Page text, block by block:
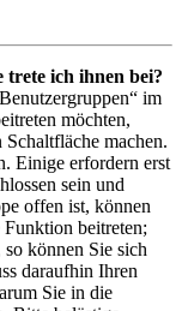
ich ihnen bei?
im
möchten,
machen.
Einige erfordern erst
sein und
offen ist, können
beitreten;
können Sie sich
daraufhin Ihren
Sie in die